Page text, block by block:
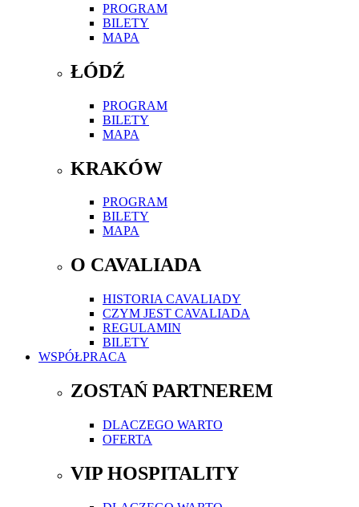
PROGRAM
BILETY
MAPA
ŁÓDŹ
PROGRAM
BILETY
MAPA
KRAKÓW
PROGRAM
BILETY
MAPA
O CAVALIADA
HISTORIA CAVALIADY
CZYM JEST CAVALIADA
REGULAMIN
BILETY
WSPÓŁPRACA
ZOSTAŃ PARTNEREM
DLACZEGO WARTO
OFERTA
VIP HOSPITALITY